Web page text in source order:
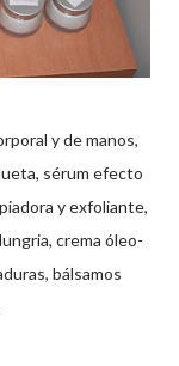
y de manos,
sérum efecto
y exfoliante,
crema óleo-
bálsamos